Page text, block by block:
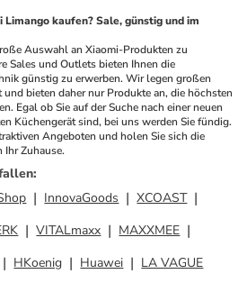
kaufen? Sale, günstig und im
Auswahl an Xiaomi-Produkten zu
Sales und Outlets bieten Ihnen die
günstig zu erwerben. Wir legen großen
bieten daher nur Produkte an, die höchsten
Egal ob Sie auf der Suche nach einer neuen
Küchengerät sind, bei uns werden Sie fündig.
Angeboten und holen Sie sich die
Ihr Zuhause.
:
InnovaGoods
XCOAST
VITALmaxx
MAXXMEE
HKoenig Huawei LA VAGUE